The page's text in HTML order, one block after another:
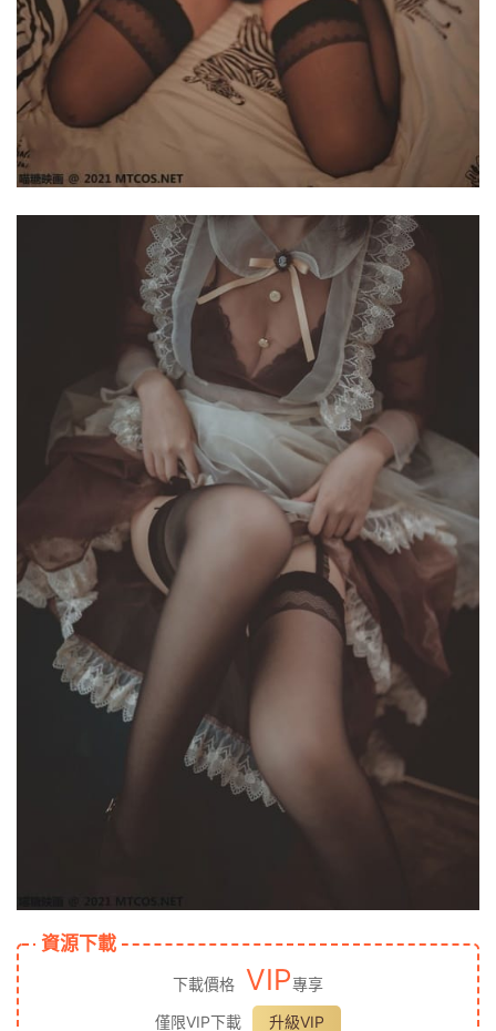
資源下載
下載價格 VIP專享
僅限VIP下載
升級VIP